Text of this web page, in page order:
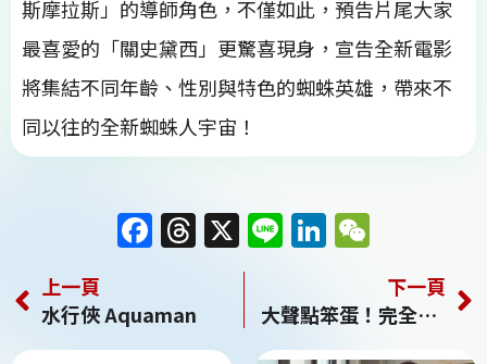
斯摩拉斯」的導師角色，不僅如此，預告片尾大家
最喜愛的「關史黛西」更驚喜現身，宣告全新電影
將集結不同年齡、性別與特色的蜘蛛英雄，帶來不
同以往的全新蜘蛛人宇宙！
F
a
c
e
T
h
X Li
n
e
Li
n
k
e
C
h
上一頁
水行俠 Aquaman
下一頁
大聲點笨蛋！完全不知道你在唱什麼 LOUDER! Can’t Hear What You’re Singin’, Wimp!